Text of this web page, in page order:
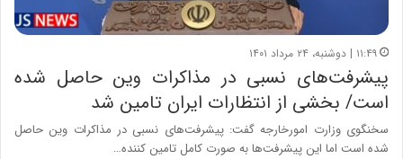
۱۱:۴۹ | دوشنبه، ۲۴ مرداد ۱۴۰۱
پیشرفت‌های نسبی در مذاکرات وین حاصل شده
است/ بخشی از انتظارات ایران تامین شد
سخنگوی وزارت امورخارجه گفت: پیشرفت‌های نسبی در مذاکرات وین حاصل
شده است اما این پیشرفت‌ها به صورت کامل تامین کننده…